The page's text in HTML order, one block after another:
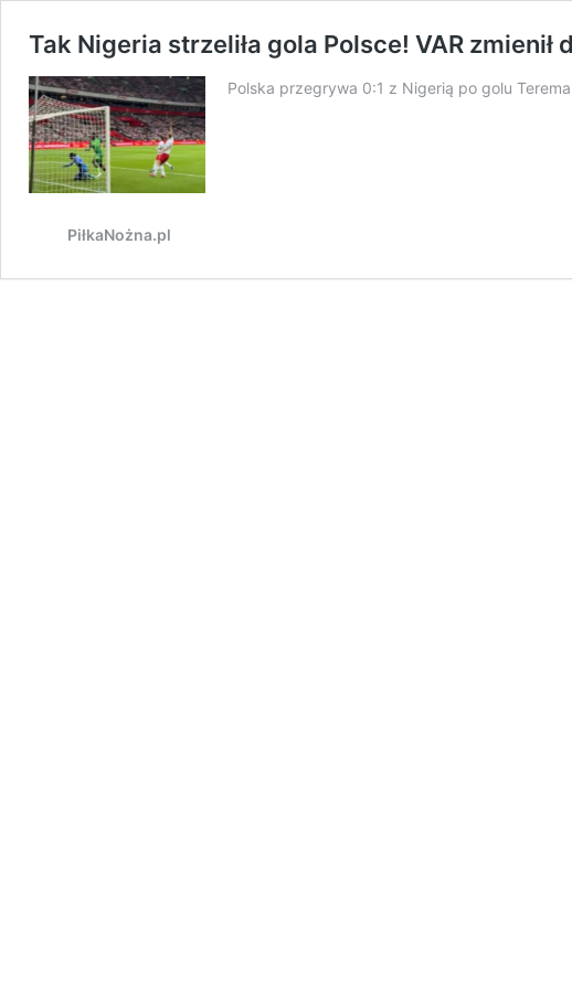
Tak Nigeria strzeliła gola Polsce! VAR zmienił
Polska przegrywa 0:1 z Nigerią po golu
PiłkaNożna.pl